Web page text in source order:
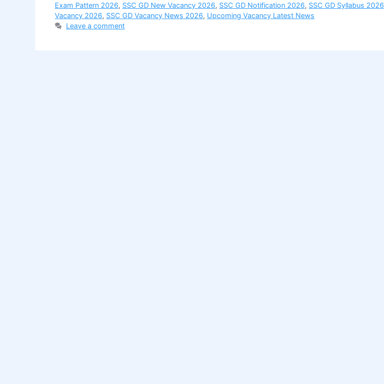
Exam Pattern 2026, SSC GD New Vacancy 2026, SSC GD Notification 2026, SSC GD Syllabus 2026
Vacancy 2026, SSC GD Vacancy News 2026, Upcoming Vacancy Latest News
Leave a comment